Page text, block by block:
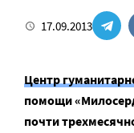
17.09.2013
Центр
помощи
почти